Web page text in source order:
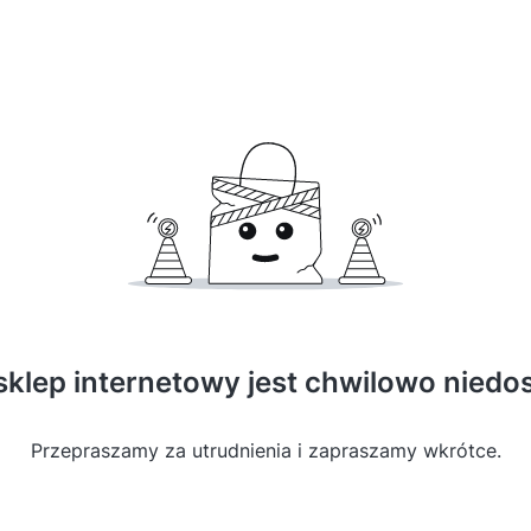
internetowy jest chwilowo
Przepraszamy za utrudnienia i zapraszamy wkrótce.